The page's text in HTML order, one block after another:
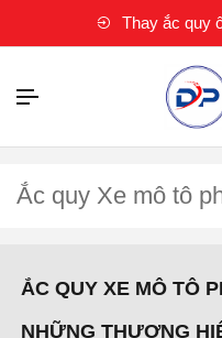
Thay ắc quy
Ắc quy Xe mô tô
ẮC QUY XE MÔ TÔ
NHỮNG THƯƠNG